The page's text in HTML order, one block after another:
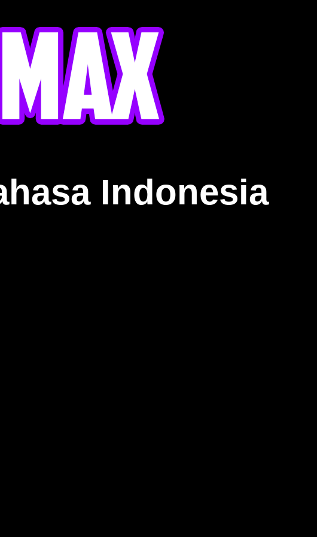
Indonesia